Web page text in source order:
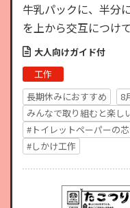
牛乳パックに、半分
を上から交互につけ
あそぶ工作です。玉
要。うまくいったと…
大人向けガイド付
工作
長期休みにおすすめ
8
みんなで取り組むと楽し
#トイレットペーパーの芯
#しかけ工作